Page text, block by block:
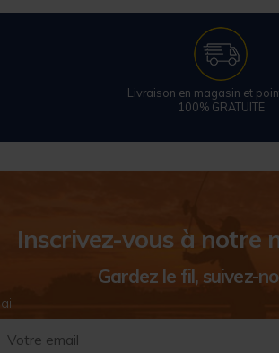
Livraison en magasin et
100% GRATUITE
Inscrivez-vous à notre
Gardez le fil, suivez-